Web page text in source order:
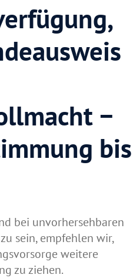
−
bis
bei unvorhersehbaren
sein, empfehlen wir,
weitere
zu ziehen.